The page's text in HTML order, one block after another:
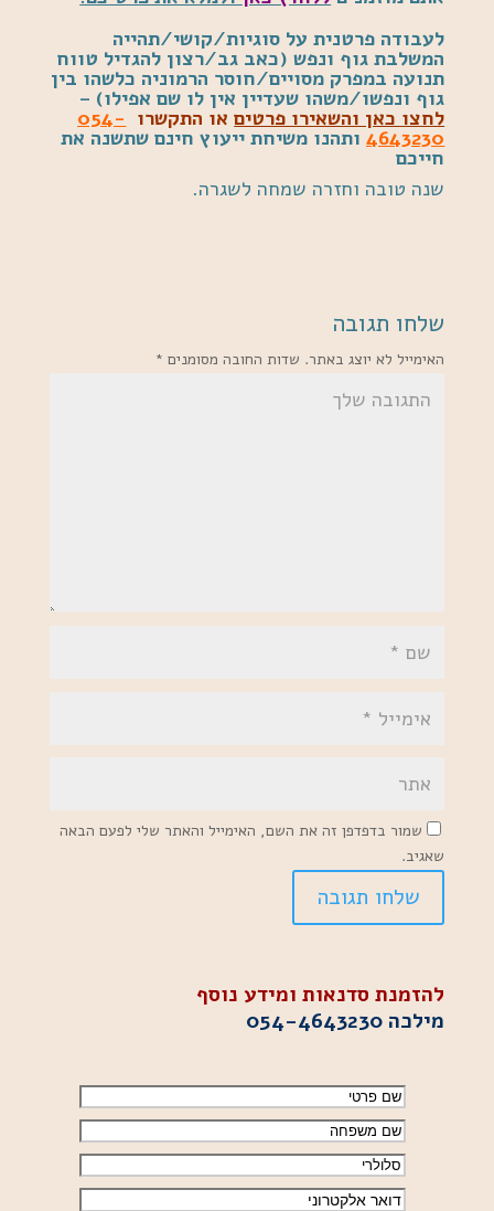
לעבודה פרטנית על סוגיות/קושי/תהייה
המשלבת גוף ונפש (כאב גב/רצון להגדיל טווח
תנועה במפרק מסויים/חוסר הרמוניה כלשהו בין
גוף ונפשו/משהו שעדיין אין לו שם אפילו) –
לחצו כאן והשאירו פרטיםאו התקשרו 054-
4643230ותהנו משיחת ייעוץ חינם שתשנה את
חייכם
שנה טובה וחזרה שמחה לשגרה.
שלחו תגובה
האימייל לא יוצג באתר. שדות החובה מסומנים *
שמור בדפדפן זה את השם, האימייל והאתר שלי לפעם הבאה
שאגיב.
להזמנת סדנאות ומידע נוסף
מילכה 054-4643230